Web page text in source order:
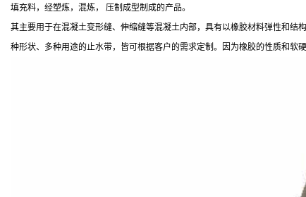
填充料，经塑炼，混炼， 压制成型制成的产品。
其主要用于在混凝土变形缝、伸缩缝等混凝土内部，具有以橡胶材料弹性和
种形状、多种用途的止水带，皆可根据客户的需求定制。因为橡胶的性质和软